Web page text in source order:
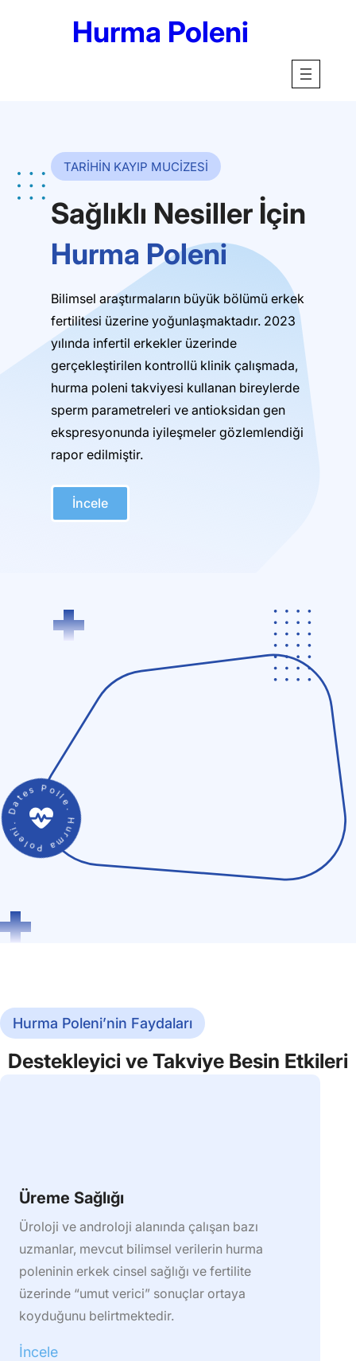
Hurma Poleni
TARİHİN KAYIP MUCİZESİ
Sağlıklı Nesiller İçin
Hurma Poleni
Bilimsel araştırmaların büyük bölümü erkek
fertilitesi üzerine yoğunlaşmaktadır. 2023
yılında infertil erkekler üzerinde
gerçekleştirilen kontrollü klinik çalışmada,
hurma poleni takviyesi kullanan bireylerde
sperm parametreleri ve antioksidan gen
ekspresyonunda iyileşmeler gözlemlendiği
rapor edilmiştir.
İncele
. Hurma Poleni. Dates Pollen
Hurma Poleni’nin Faydaları
Destekleyici ve Takviye Besin Etkileri
Üreme Sağlığı
Üroloji ve androloji alanında çalışan bazı
uzmanlar, mevcut bilimsel verilerin hurma
poleninin erkek cinsel sağlığı ve fertilite
üzerinde “umut verici” sonuçlar ortaya
koyduğunu belirtmektedir.
İncele